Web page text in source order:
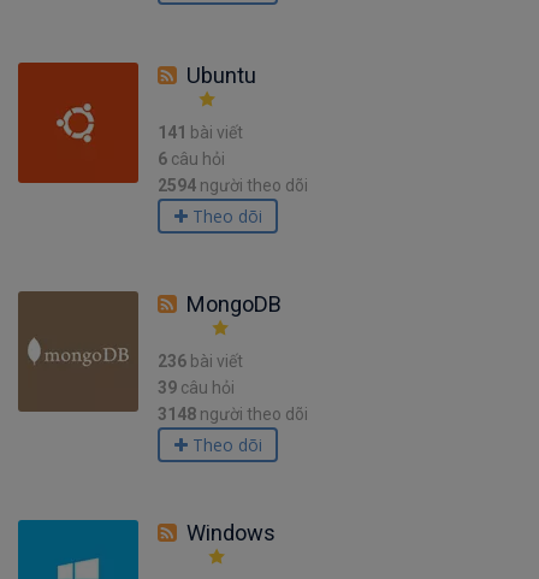
Ubuntu
141 bài viết
6 câu hỏi
2594 người theo dõi
Theo dõi
MongoDB
236 bài viết
39 câu hỏi
3148 người theo dõi
Theo dõi
Windows